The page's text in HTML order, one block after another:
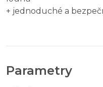
+ jednoduché a
Parametry